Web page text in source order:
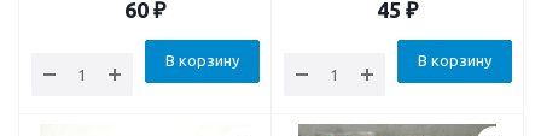
60 ₽
В корзину
45 ₽
В корзину